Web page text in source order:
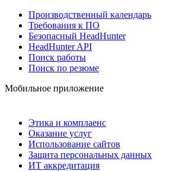
Производственный календарь
Требования к ПО
Безопасный HeadHunter
HeadHunter API
Поиск работы
Поиск по резюме
Мобильное приложение
Этика и комплаенс
Оказание услуг
Использование сайтов
Защита персональных данных
ИТ аккредитация